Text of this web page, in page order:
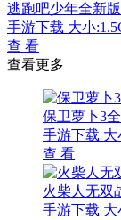
逃跑吧少年全新
手游下载 大小
查 看
查看更多
保卫萝卜3
手游下载 大
查 看
火柴人无双
手游下载 大